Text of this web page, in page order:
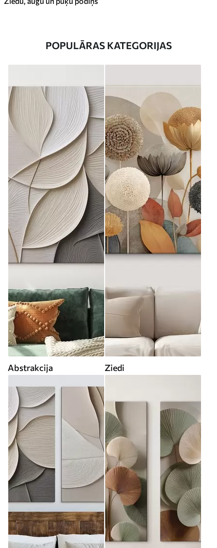
POPULĀRAS KATEGORIJAS
Abstrakcija Ziedi